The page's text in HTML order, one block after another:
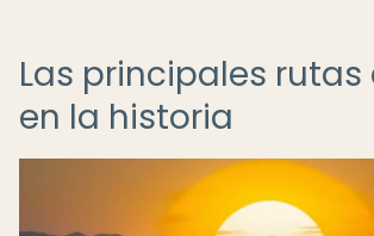
Las principales rutas
en la historia